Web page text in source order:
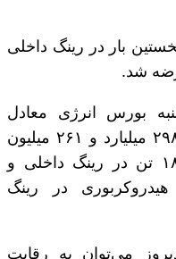
همین حال، حلال ۵۰۲ و ۵۰۳ نخستین بار در رینگ داخلی
شد.
بورس انرژی معادل
۲۲٫۳۷۴ تن و به ارزش بیش از ۲۹۸ میلیارد و ۲۶۱ میلیون
ریال است، به طوری که ۱۸٫۳۷۴ تن در رینگ داخلی و
هیدروکربوری در رینگ
می‌توان به رقابت